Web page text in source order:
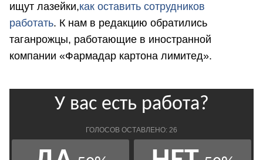
ищут лазейки,как оставить сотрудников
работать. К нам в редакцию обратились
таганрожцы, работающие в иностранной
компании «Фармадар картона лимитед».